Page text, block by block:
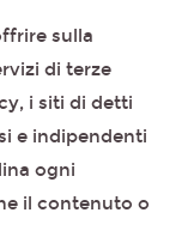
sulla
di terze
i siti di detti
e indipendenti
ogni
il contenuto o